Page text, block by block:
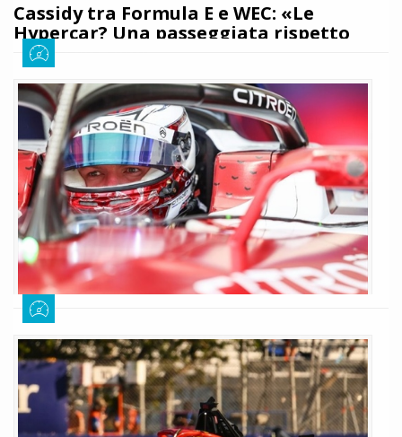
Cassidy tra Formula E e WEC: «Le
Hypercar? Una passeggiata rispetto
alle GEN3 Evo»
Giuseppe Cianci 14 dicembre 2025 459
Nick Cassidy durante la stagione 2026 disputerà sia il campionato di
Formula E, che quello FIA WEC. Dopo aver testato le Hypercar in Bahrain
si è poi lasciato andare ad un commento dove ha paragonato le due
vetture: tutti i dettagli
LEGGI TUTTO
Cassidy conquista il podio a San Paolo:
«Sono contento, risultato inaspettato»
Sofia D'Eramo 6 dicembre 2025 383
La scuderia francese inizia la stagione alla grande. Nick Cassidy porta la
vettura sul podio a San Paolo, ecco le sue parole.